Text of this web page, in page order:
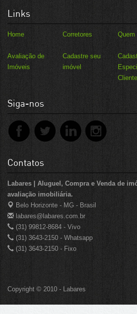
Links
Home Corretores Quem
Avaliação de
Imóveis
Cadastre seu
imóvel
Siga-nos
Contatos
Labares | Aluguel, Compra e Venda de
avaliação imobiliária.
Belo Horizonte - MG - Brasil
labares@labares.com.br
(31) 99812-8684 - Vivo
(31) 3643-2150 - Whatsapp
(31) 3643-2150 - Fixo
Copyright © 2010 - Labares